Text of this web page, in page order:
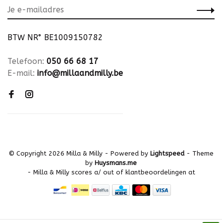
BTW NR° BE1009150782
Telefoon: 050 66 68 17
E-mail: info@millaandmilly.be
© Copyright 2026 Milla & Milly - Powered by Lightspeed- Theme
by Huysmans.me
- Milla & Milly scores a/ out of klantbeoordelingen at